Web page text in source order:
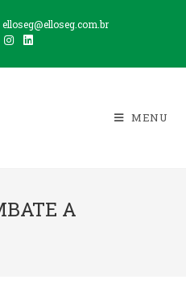
elloseg@elloseg.com.br
MENU
A